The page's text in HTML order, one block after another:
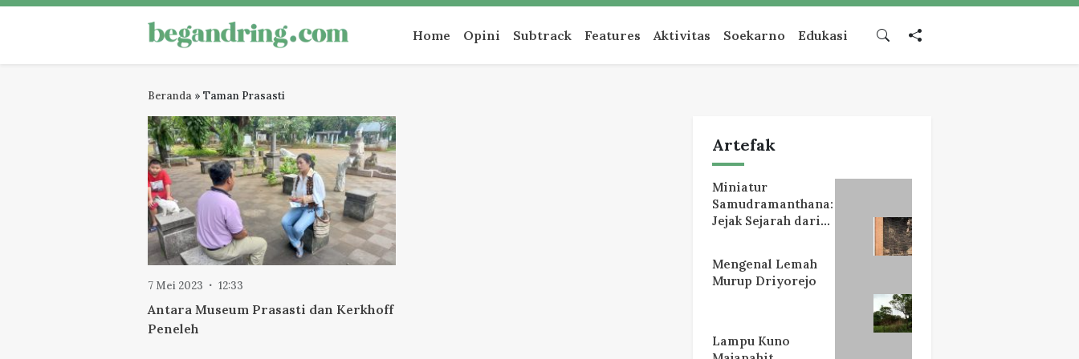
Skip
Begandring
Menjaga ingatan untuk masa depan Home Opini Subtrack Features Aktivitas Soekarno Edukasi
Beranda » Taman Prasasti
7 Mei 2023 12:33
Antara Museum Prasasti dan Kerkhoff
Peneleh
Artefak
Miniatur
Samudramanthana:
Jejak Sejarah dari
Mengenal Lemah
Murup Driyorejo
Lampu Kuno